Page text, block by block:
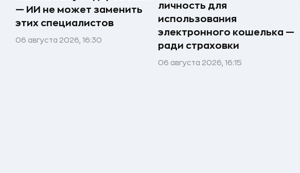
— ИИ не может заменить
этих специалистов
06 августа 2026, 16:30
личность для
использования
электронного кошелька —
ради страховки
06 августа 2026, 16:15